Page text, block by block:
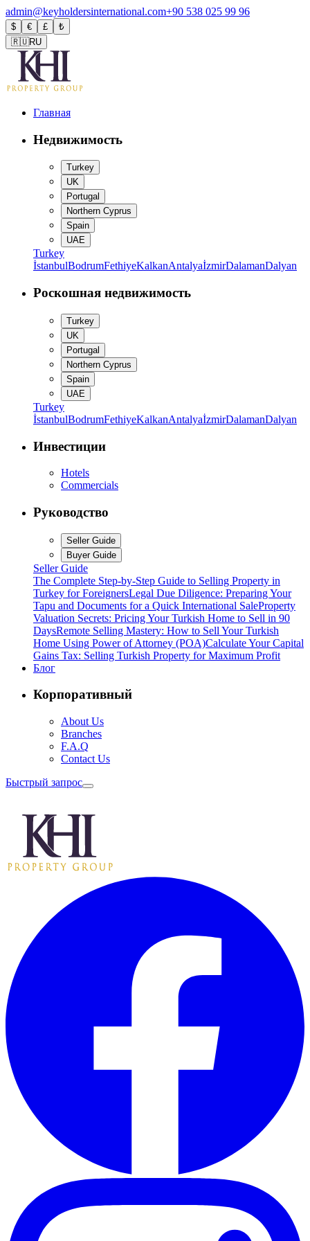
admin@keyholdersinternational.com+90 538 025 99 96
$ € £
₺
🇷🇺RU
Главная
Недвижимость
Turkey
UK
Portugal
Northern Cyprus
Spain
UAE
Turkey
İstanbulBodrumFethiyeKalkanAntalyaİzmirDalamanDalyan
Роскошная недвижимость
Turkey
UK
Portugal
Northern Cyprus
Spain
UAE
Turkey
İstanbulBodrumFethiyeKalkanAntalyaİzmirDalamanDalyan
Инвестиции
Hotels
Commercials
Руководство
Seller Guide
Buyer Guide
Seller Guide
The Complete Step-by-Step Guide to Selling Property in
Turkey for ForeignersLegal Due Diligence: Preparing Your
Tapu and Documents for a Quick International SaleProperty
Valuation Secrets: Pricing Your Turkish Home to Sell in 90
DaysRemote Selling Mastery: How to Sell Your Turkish
Home Using Power of Attorney (POA)Calculate Your Capital
Gains Tax: Selling Turkish Property for Maximum Profit
Блог
Корпоративный
About Us
Branches
F.A.Q
Contact Us
Быстрый запрос